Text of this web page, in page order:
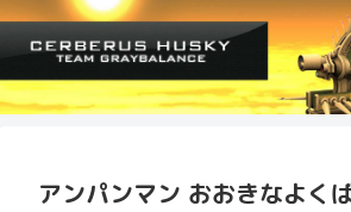
アンパンマン おおきなよく